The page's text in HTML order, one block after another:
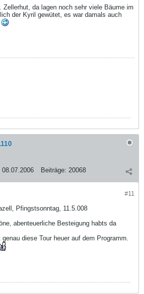
Zellerhut, da lagen noch sehr viele Bäume im
der Kyril gewütet, es war damals auch
08.07.2006 Beiträge: 20068
#11
Pfingstsonntag, 11.5.008
abenteuerliche Besteigung habts da
diese Tour heuer auf dem Programm.